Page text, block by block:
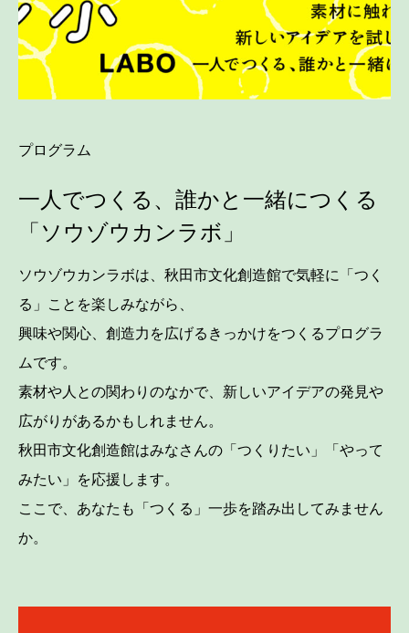
プログラム
一人でつくる、誰かと一緒につくる
「ソウゾウカンラボ」
ソウゾウカンラボは、秋田市文化創造館で気軽に「つく
る」ことを楽しみながら、
興味や関心、創造力を広げるきっかけをつくるプログラ
ムです。
素材や人との関わりのなかで、新しいアイデアの発見や
広がりがあるかもしれません。
秋田市文化創造館はみなさんの「つくりたい」「やって
みたい」を応援します。
ここで、あなたも「つくる」一歩を踏み出してみません
か。